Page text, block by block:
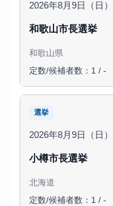
2026年8月9日（日）
和歌山市長選挙
和歌山県
定数/候補者数：1 / -
選挙
2026年8月9日（日）
小樽市長選挙
北海道
定数/候補者数：1 / -